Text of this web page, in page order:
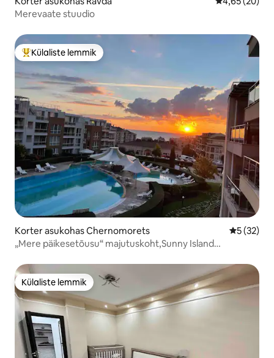
Merevaate stuudio
Külaliste suur lemmik
Külaliste lemmik
Korter asukohas Chernomorets Keskmine
5 (32)
„Mere päikesetõusu“ majutuskoht,Sunny Island
Külaliste lemmik
Külaliste lemmik